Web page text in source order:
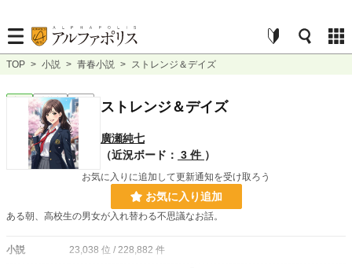
TOP > 小説 > 青春小説 > ストレンジ＆デイズ
連載中 短編 ストレンジ＆デイズ
廣瀬純七
（近況ボード： 3 件 ）
お気に入りに追加して更新通知を受け取ろう
お気に入り追加
ある朝、高校生の男女が入れ替わる不思議なお話。
小説 23,038 位 / 228,882 件